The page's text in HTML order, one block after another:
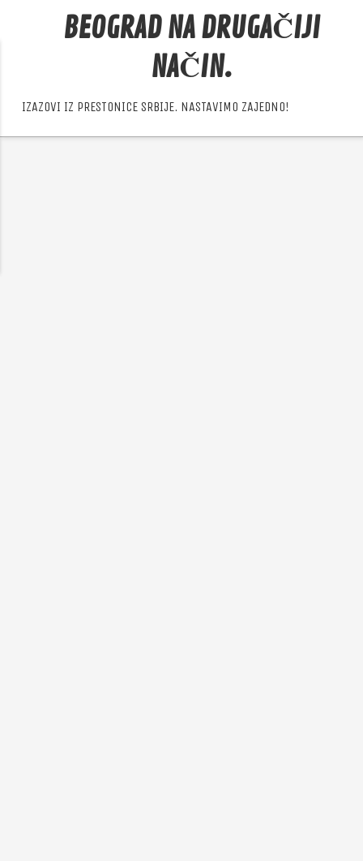
BEOGRAD NA DRUGAČIJI
NAČIN.
IZAZOVI IZ PRESTONICE SRBIJE. NASTAVIMO ZAJEDNO!